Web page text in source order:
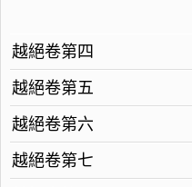
越絕卷第四
越絕卷第五
越絕卷第六
越絕卷第七